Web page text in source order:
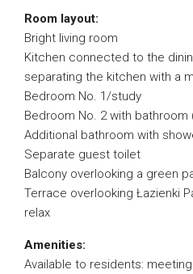
Room layout:
Bright living room
Kitchen connected to the
separating the kitchen with a
Bedroom No. 1/study
Bedroom No. 2 with
Additional bathroom with
Separate guest toilet
Balcony overlooking a green
Terrace overlooking Łazienki
relax
Amenities:
Available to residents: